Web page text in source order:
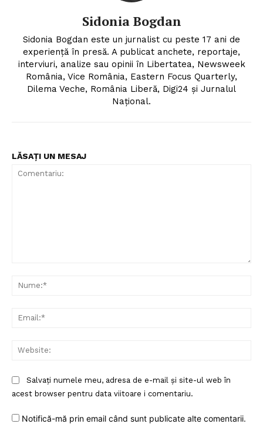
Un proiect
FREEDOM HOUSE ROMÂNIA
Sidonia Bogdan
Sidonia Bogdan este un jurnalist cu peste 17 ani de
experiență în presă. A publicat anchete, reportaje,
interviuri, analize sau opinii în Libertatea, Newsweek
România, Vice România, Eastern Focus Quarterly,
Dilema Veche, România Liberă, Digi24 și Jurnalul
Național.
LĂSAȚI UN MESAJ
Salvați numele meu, adresa de e-mail și site-ul web în
acest browser pentru data viitoare i comentariu.
Notifică-mă prin email când sunt publicate alte comentarii.